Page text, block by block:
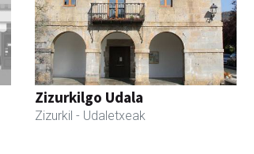
Zizurkilgo Udala
Zizurkil - Udaletxeak